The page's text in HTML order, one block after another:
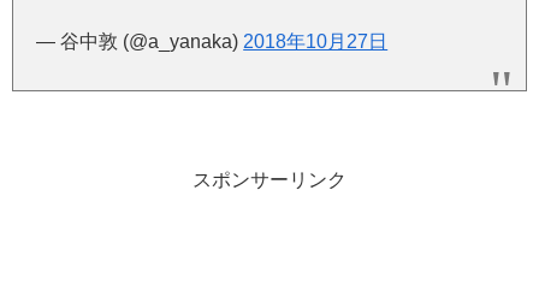
— 谷中敦 (@a_yanaka) 2018年10月27日
スポンサーリンク